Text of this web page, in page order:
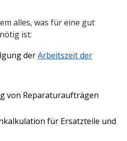
alles, was für eine gut
ist:
derArbeitszeit der
von Reparaturaufträgen
für Ersatzteile und